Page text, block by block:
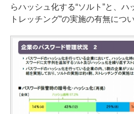
らハッシュ化する“ソルト”と、ハ
トレッチング”の実施の有無につ